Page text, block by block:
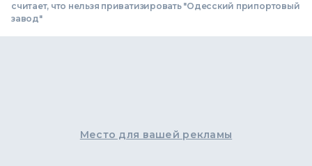
считает, что нельзя приватизировать "Одесский припортовый
завод"
Место для вашей рекламы